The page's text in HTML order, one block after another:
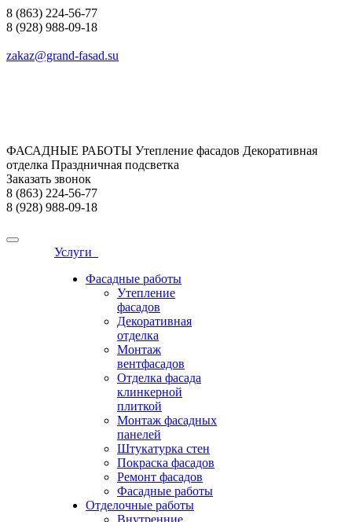
8 (863) 224-56-77
8 (928) 988-09-18
zakaz@grand-fasad.su
ФАСАДНЫЕ РАБОТЫ Утепление фасадов Декоративная
отделка Праздничная подсветка
Заказать звонок
8 (863) 224-56-77
8 (928) 988-09-18
Услуги
Фасадные работы
Утепление
фасадов
Декоративная
отделка
Монтаж
вентфасадов
Отделка фасада
клинкерной
плиткой
Монтаж фасадных
панелей
Штукатурка стен
Покраска фасадов
Ремонт фасадов
Фасадные работы
Отделочные работы
Внутренние